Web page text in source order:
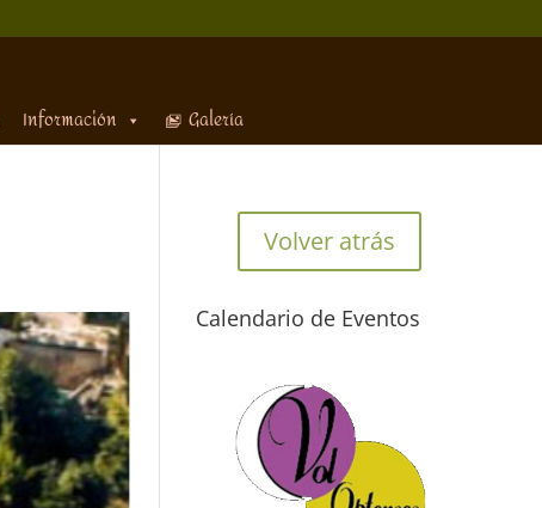
Información Galería
Volver atrás
Calendario de Eventos